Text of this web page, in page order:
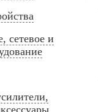
сетевое и